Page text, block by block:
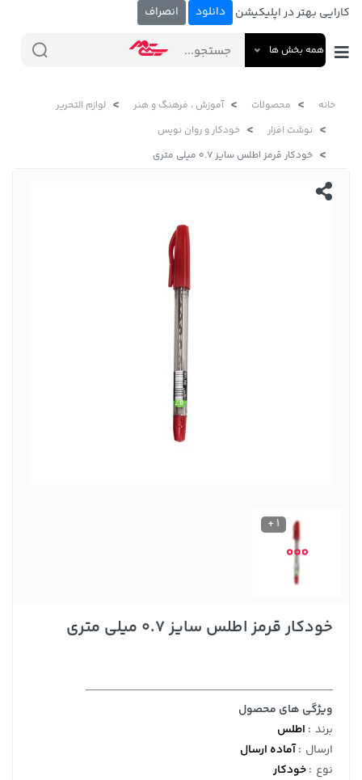
کارایی بهتر در اپلیکیشن دانلود انصراف
همه بخش ها
خانه محصولات آموزش ، فرهنگ و هنر
لوازم التحریر
نوشت افزار
خودکار و روان نویس
خودکار قرمز اطلس سایز 0.7 میلی متری
1 +
خودکار قرمز اطلس سایز 0.7 میلی متری
ویژگی های محصول
برند : اطلس
ارسال :آماده ارسال
نوع :خودکار